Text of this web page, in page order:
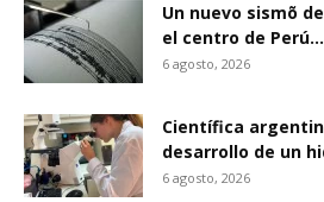
Un nuevo sismõ
el centro de Perú...
6 agosto, 2026
Científica
desarrollo de un
6 agosto, 2026